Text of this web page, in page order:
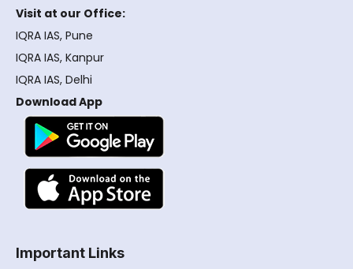
Visit at our Office:
IQRA IAS, Pune
IQRA IAS, Kanpur
IQRA IAS, Delhi
Download App
Important Links